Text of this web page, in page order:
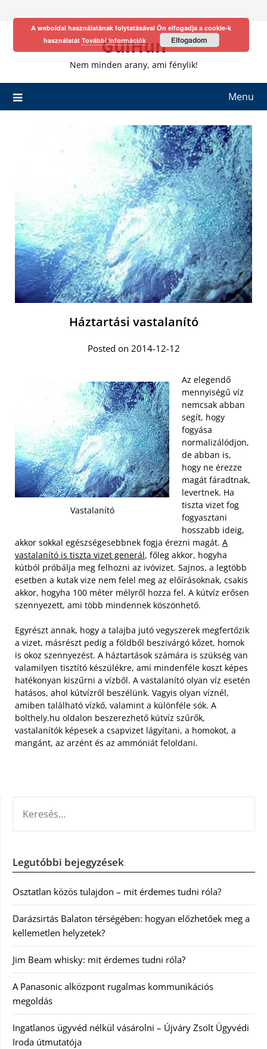
GulHun
Nem minden arany, ami fénylik!
Menu
Háztartási vastalanító
Posted on 2014-12-12
Vastalanító
Az elegendő
mennyiségű víz
nemcsak abban
segít, hogy
fogyása
normalizálódjon,
de abban is,
hogy ne érezze
magát fáradtnak,
levertnek. Ha
tiszta vizet fog
fogyasztani
hosszabb ideig,
akkor sokkal egészségesebbnek fogja érezni magát. A
vastalanító is tiszta vizet generál, főleg akkor, hogyha
kútból próbálja meg felhozni az ivóvizet. Sajnos, a legtöbb
esetben a kutak vize nem felel meg az előírásoknak, csakis
akkor, hogyha 100 méter mélyről hozza fel. A kútvíz erősen
szennyezett, ami több mindennek köszönhető.
Egyrészt annak, hogy a talajba jutó vegyszerek megfertőzik
a vizet, másrészt pedig a földből beszivárgó kőzet, homok
is okoz szennyezést. A háztartások számára is szükség van
valamilyen tisztító készülékre, ami mindenféle koszt képes
hatékonyan kiszűrni a vízből. A vastalanító olyan víz esetén
hatásos, ahol kútvízről beszélünk. Vagyis olyan víznél,
amiben található vízkő, valamint a különféle sók. A
bolthely.hu oldalon beszerezhető kútvíz szűrők,
vastalanítók képesek a csapvizet lágyítani, a homokot, a
mangánt, az arzént és az ammóniát feloldani.
Legutóbbi bejegyzések
Osztatlan közös tulajdon – mit érdemes tudni róla?
Darázsirtás Balaton térségében: hogyan előzhetőek meg a
kellemetlen helyzetek?
Jim Beam whisky: mit érdemes tudni róla?
A Panasonic alközpont rugalmas kommunikációs
megoldás
Ingatlanos ügyvéd nélkül vásárolni – Újváry Zsolt Ügyvédi
Iroda útmutatója
A weboldal használatának folytatásával Ön elfogadja a cookie-k
használatát További információk Elfogadom